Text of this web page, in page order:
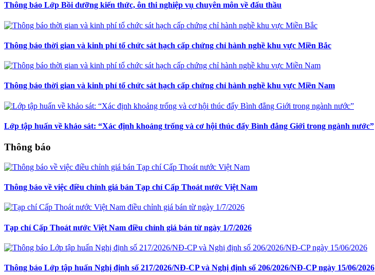
Thông báo Lớp Bồi dưỡng kiến thức, ôn thi nghiệp vụ chuyên môn về đấu thầu
Thông báo thời gian và kinh phí tổ chức sát hạch cấp chứng chỉ hành nghề khu vực Miền Bắc
Thông báo thời gian và kinh phí tổ chức sát hạch cấp chứng chỉ hành nghề khu vực Miền Nam
Lớp tập huấn về khảo sát: “Xác định khoảng trống và cơ hội thúc đẩy Bình đẳng Giới trong ngành nước”
Thông báo
Thông báo về việc điều chỉnh giá bán Tạp chí Cấp Thoát nước Việt Nam
Tạp chí Cấp Thoát nước Việt Nam điều chỉnh giá bán từ ngày 1/7/2026
Thông báo Lớp tập huấn Nghị định số 217/2026/NĐ-CP và Nghị định số 206/2026/NĐ-CP ngày 15/06/2026